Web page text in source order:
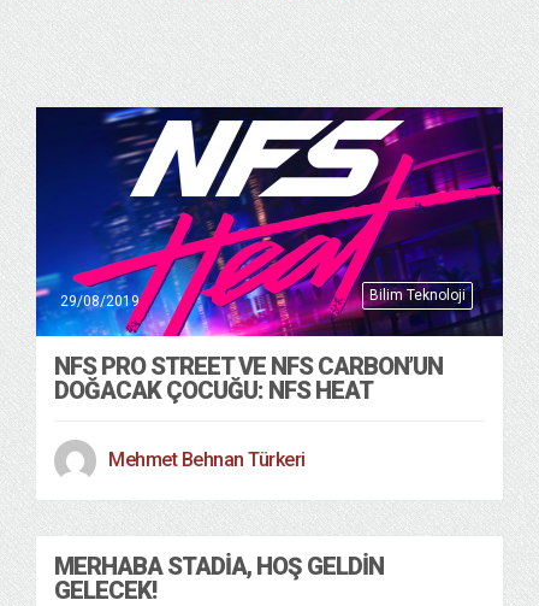
Bilim Teknoloji
29/08/2019
NFS PRO STREET VE NFS CARBON’UN
DOĞACAK ÇOCUĞU: NFS HEAT
Mehmet Behnan Türkeri
MERHABA STADIA, HOŞ GELDIN
GELECEK!